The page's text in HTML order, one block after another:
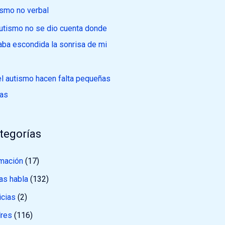
no verbal
no se dio cuenta donde
escondida la sonrisa de mi
autismo hacen falta pequeñas
(17)
habla(132)
(2)
(116)